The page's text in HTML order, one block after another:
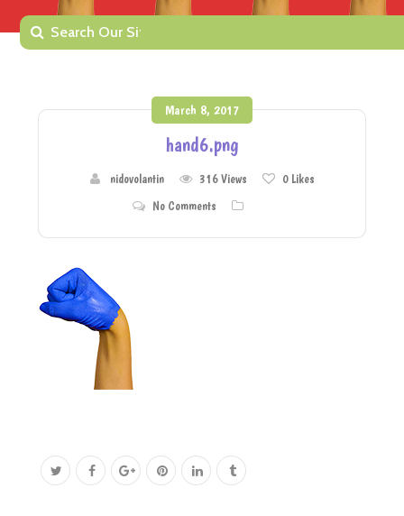
March 8, 2017
hand6.png
nidovolantin 316 Views 0Likes
No Comments